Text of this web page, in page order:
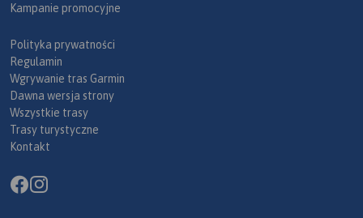
Kampanie promocyjne
Polityka prywatności
Regulamin
Wgrywanie tras Garmin
Dawna wersja strony
Wszystkie trasy
Trasy turystyczne
Kontakt